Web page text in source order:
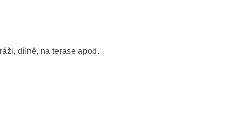
dílně, na terase apod.